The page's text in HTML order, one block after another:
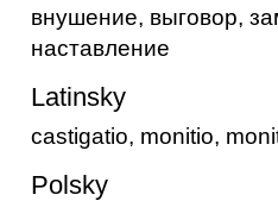
внушение, выговор,
наставление
Latinsky
castigatio, monitio,
Polsky